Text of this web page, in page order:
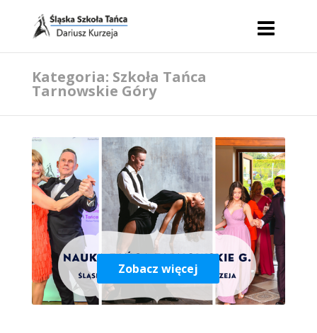
Kategoria: Szkoła Tańca
Tarnowskie Góry
Zobacz więcej